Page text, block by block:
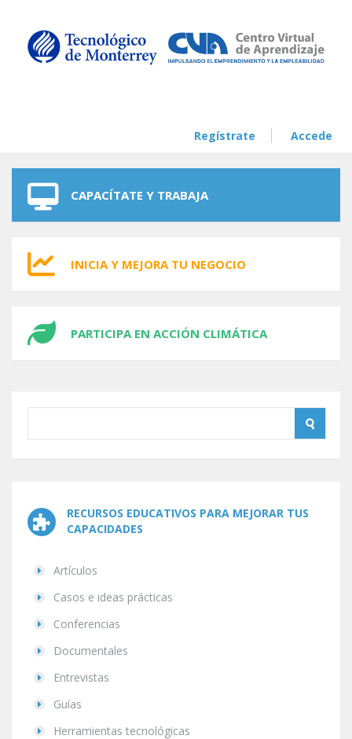
Regístrate Accede
CAPACÍTATE Y TRABAJA
INICIA Y MEJORA TU NEGOCIO
PARTICIPA EN ACCIÓN CLIMÁTICA
RECURSOS EDUCATIVOS PARA MEJORAR TUS
CAPACIDADES
Artículos
Casos e ideas prácticas
Conferencias
Documentales
Entrevistas
Guías
Herramientas tecnológicas